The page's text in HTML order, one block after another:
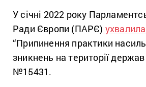
У січні 2022 року
Ради Європи (ПАРЄ)
“Припинення практики
зникнень на території
№15431.